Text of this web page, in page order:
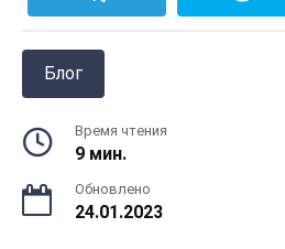
Блог
Время чтения
9 мин.
Обновлено
24.01.2023